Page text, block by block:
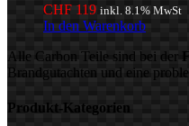
CHF 119 inkl. 8.1% MwSt
In den Warenkorb
Alle Carbon Teile sind bei der
Brandgutachten und eine
Produkt-Kategorien